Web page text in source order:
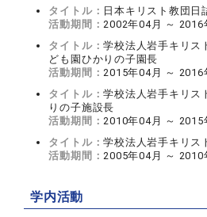
タイトル： 日本キリスト教団日
活動期間：2002年04月 ～ 2016
タイトル：学校法人岩手キリス
ども園ひかりの子園長
活動期間：2015年04月 ～ 2016
タイトル：学校法人岩手キリス
りの子施設長
活動期間：2010年04月 ～ 2015
タイトル：学校法人岩手キリス
活動期間：2005年04月 ～ 2010
学内活動